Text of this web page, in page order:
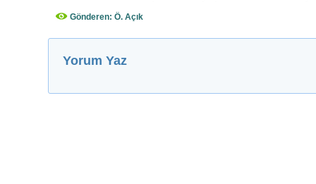
Gönderen: Ö. Açık
Yorum Yaz